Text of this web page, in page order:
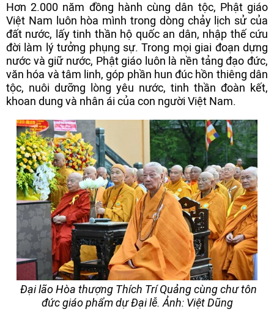
Hơn 2.000 năm đồng hành cùng dân tộc, Phật giáo
Việt Nam luôn hòa mình trong dòng chảy lịch sử của
đất nước, lấy tinh thần hộ quốc an dân, nhập thế cứu
đời làm lý tưởng phụng sự. Trong mọi giai đoạn dựng
nước và giữ nước, Phật giáo luôn là nền tảng đạo đức,
văn hóa và tâm linh, góp phần hun đúc hồn thiêng dân
tộc, nuôi dưỡng lòng yêu nước, tinh thần đoàn kết,
khoan dung và nhân ái của con người Việt Nam.
Đại lão Hòa thượng Thích Trí Quảng cùng chư tôn
đức giáo phẩm dự Đại lễ. Ảnh: Việt Dũng